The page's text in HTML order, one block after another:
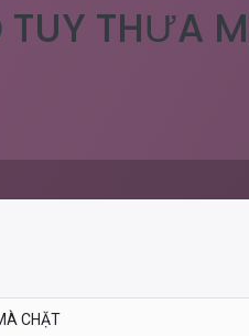
THƯA
CHẶT